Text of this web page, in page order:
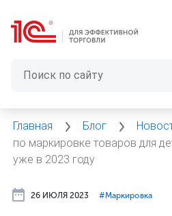
Главная Блог
по маркировке товаров для
уже в 2023 году
26 ИЮЛЯ 2023 #⁣Маркировка